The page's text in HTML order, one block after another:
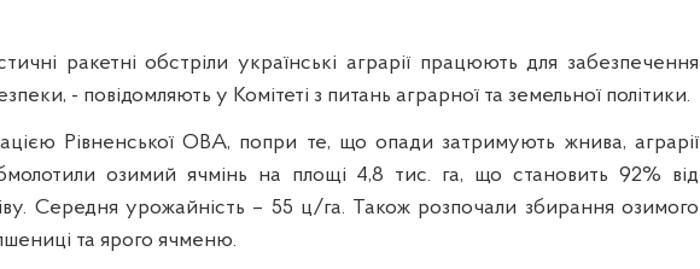
ракетні обстріли українські аграрії працюють для забезпечення
- повідомляють у Комітеті з питань аграрної та земельної політики.
Рівненської ОВА, попри те, що опади затримують жнива, аграрії
озимий ячмінь на площі 4,8 тис. га, що становить 92% від
Середня урожайність – 55 ц/га. Також розпочали збирання озимого
та ярого ячменю.